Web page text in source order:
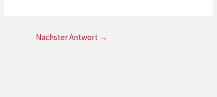
Nächster Antwort →